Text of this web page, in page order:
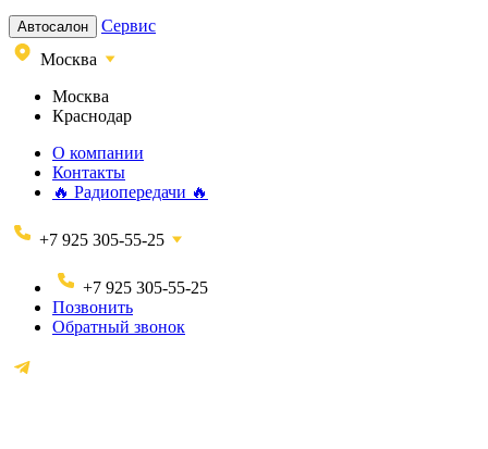
Автосалон
Сервис
Москва
Москва
Краснодар
О компании
Контакты
🔥 Радиопередачи 🔥
+7 925 305-55-25
+7 925 305-55-25
Позвонить
Обратный звонок